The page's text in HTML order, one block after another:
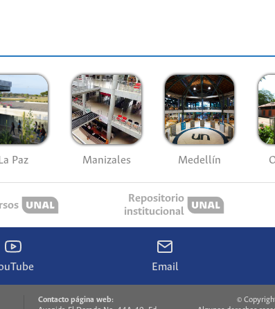
La Paz Manizales Medellín
Repositorio
institucional
Email
Contacto página web:
©